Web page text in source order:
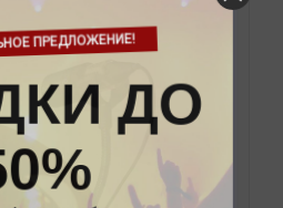
/ ОПИСАНИЕДО
обо всех акциях